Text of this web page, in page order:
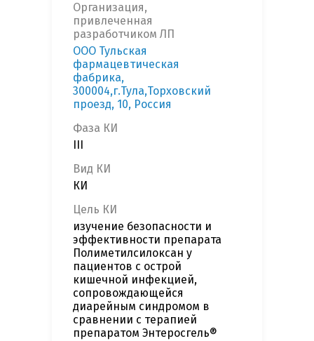
Организация,
привлеченная
разработчиком ЛП
ООО Тульская
фармацевтическая
фабрика,
300004,г.Тула,Торховский
проезд, 10, Россия
Фаза КИ
Вид КИ
КИ
Цель КИ
изучение безопасности и
эффективности препарата
Полиметилсилоксан у
пациентов с острой
кишечной инфекцией,
сопровождающейся
диарейным синдромом в
сравнении с терапией
препаратом Энтеросгель®